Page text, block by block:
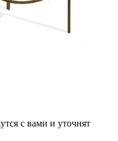
с вами и уточнят